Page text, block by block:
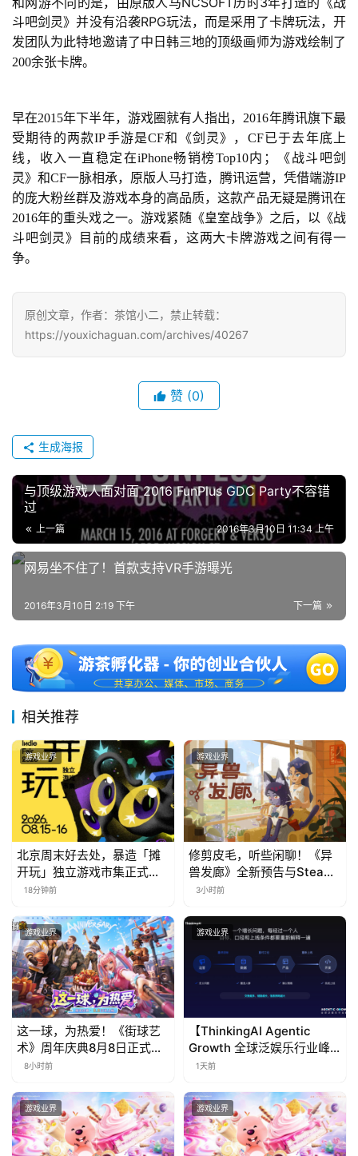
戏
单
戏
休
闲
游
戏
2
2
第
十
奖
7
月
0
游
茶
对
接
会
上
海
站
中
文
(
中
国
)
斗吧剑灵》并没有沿袭RPG玩法，而是采用了卡牌玩法， 开
发团队为此特地邀请了中日韩三地的顶级画师为游戏绘制了
200余张卡牌。
早在2015年下半年，游戏圈就有人指出，2016年腾讯旗下最
受期待的两款IP手游是CF和《剑灵》，CF已于去年底上
线，收入一直稳定在iPhone畅销榜Top10内；《战斗吧剑
灵》和CF一脉相承，原版人马打造，腾讯运营，凭借端游IP
的庞大粉丝群及游戏本身的高品质，这款产品无疑是腾讯在
2016年的重头戏之一。游戏紧随《皇室战争》之后，以《战
斗吧剑灵》目前的成绩来看，这两大卡牌游戏之间有得一
争。
原创文章，作者：茶馆小二，禁止转载：
https://youxichaguan.com/archives/40267
赞 (0)
生成海报
与顶级游戏人面对面 2016 FunPlus GDC Party不容错
过
上一篇 2016年3月10日 11:34 上午
网易坐不住了！首款支持VR手游曝光
下一篇
2016年3月10日 2:19 下午
相关推荐
游戏业界
北京周末好去处，暴造「摊
开玩」独立游戏市集正式开
票！
18分钟前
游戏业界
修剪皮毛，听些闲聊！《异
兽发廊》全新预告与Steam
免费试玩公开
3小时前
游戏业界
这一球，为热爱！《街球艺
术》周年庆典8月8日正式上
线，多重福利与全新内容同
8小时前
游戏业界
【ThinkingAI Agentic
Growth 全球泛娱乐行业峰
会】Agent 时代，人到底负
1天前
游戏业界 游戏业界